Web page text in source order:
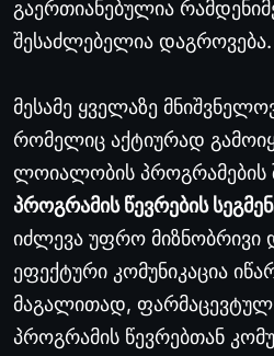
გაერთიანებულია
შესაძლებელია დაგროვება.
მესამე ყველაზე
რომელიც აქტიურად
ლოიალობის პროგრამების
პროგრამის წევრების
იძლევა უფრო მიზნობრივი
ეფექტური კომუნიკაცია
მაგალითად, ფარმაცევტულ
პროგრამის წევრებთან